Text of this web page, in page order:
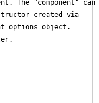
The "component" can
created via
options object.